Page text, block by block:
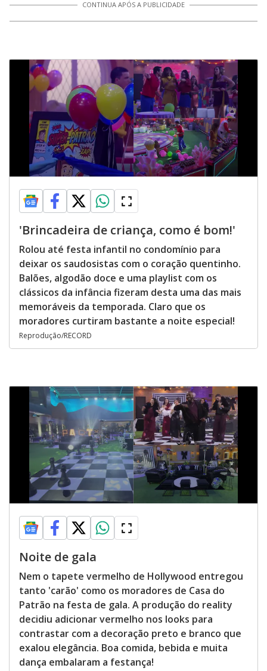
CONTINUA APÓS A PUBLICIDADE
'Brincadeira de criança, como é bom!'
Rolou até festa infantil no condomínio para
deixar os saudosistas com o coração quentinho.
Balões, algodão doce e uma playlist com os
clássicos da infância fizeram desta uma das mais
memoráveis da temporada. Claro que os
moradores curtiram bastante a noite especial!
Reprodução/RECORD
Noite de gala
Nem o tapete vermelho de Hollywood entregou
tanto 'carão' como os moradores de Casa do
Patrão na festa de gala. A produção do reality
decidiu adicionar vermelho nos looks para
contrastar com a decoração preto e branco que
exalou elegância. Boa comida, bebida e muita
dança embalaram a festança!